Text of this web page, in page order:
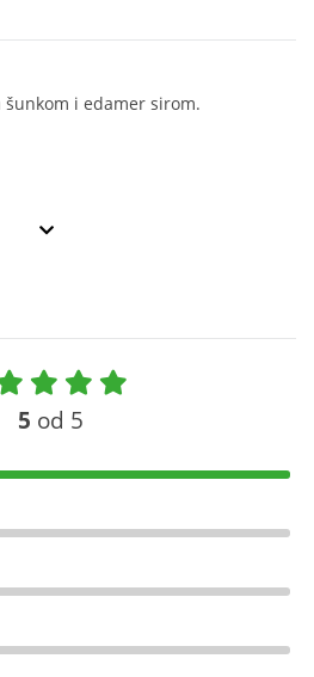
i edamer sirom.
5 od 5